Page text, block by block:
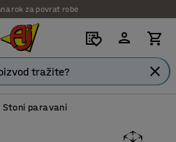
7 godina garancije
Stoni paravani